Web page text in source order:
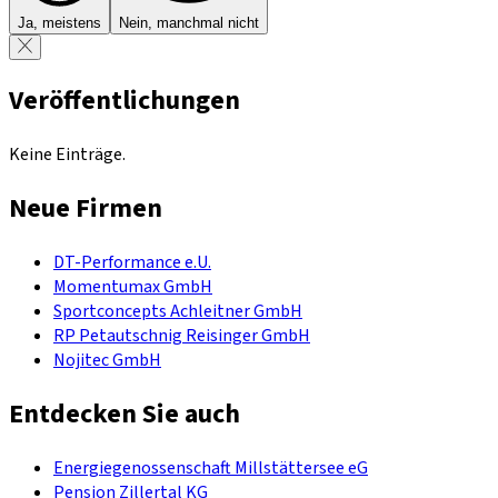
Ja, meistens Nein, manchmal nicht
Veröffentlichungen
Keine Einträge.
Neue Firmen
DT-Performance e.U.
Momentumax GmbH
Sportconcepts Achleitner GmbH
RP Petautschnig Reisinger GmbH
Nojitec GmbH
Entdecken Sie auch
Energiegenossenschaft Millstättersee eG
Pension Zillertal KG